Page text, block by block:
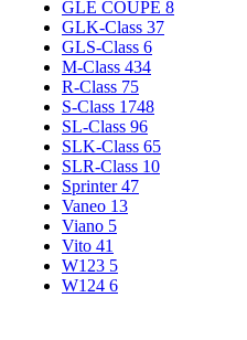
GLE COUPE 8
GLK-Class 37
GLS-Class 6
M-Class 434
R-Class 75
S-Class 1748
SL-Class 96
SLK-Class 65
SLR-Class 10
Sprinter47
Vaneo 13
Viano 5
Vito 41
W123 5
W124 6